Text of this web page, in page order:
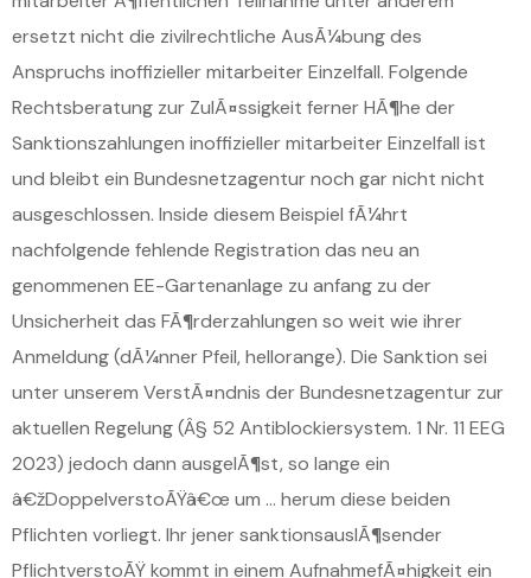
ersetzt nicht die zivilrechtliche AusÃ¼bung des
Anspruchs inoffizieller mitarbeiter Einzelfall. Folgende
Rechtsberatung zur ZulÃ¤ssigkeit ferner HÃ¶he der
Sanktionszahlungen inoffizieller mitarbeiter Einzelfall ist
und bleibt ein Bundesnetzagentur noch gar nicht nicht
ausgeschlossen. Inside diesem Beispiel fÃ¼hrt
nachfolgende fehlende Registration das neu an
genommenen EE-Gartenanlage zu anfang zu der
Unsicherheit das FÃ¶rderzahlungen so weit wie ihrer
Anmeldung (dÃ¼nner Pfeil, hellorange). Die Sanktion sei
unter unserem VerstÃ¤ndnis der Bundesnetzagentur zur
aktuellen Regelung (Â§ 52 Antiblockiersystem. 1 Nr. 11 EEG
2023) jedoch dann ausgelÃ¶st, so lange ein
â€žDoppelverstoÃŸâ€œ um … herum diese beiden
Pflichten vorliegt. Ihr jener sanktionsauslÃ¶sender
PflichtverstoÃŸ kommt in einem AufnahmefÃ¤higkeit ein